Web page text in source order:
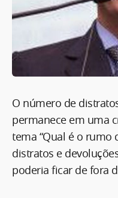
O número de
permanece em uma
tema “Qual é o rumo
distratos e
poderia ficar de fora